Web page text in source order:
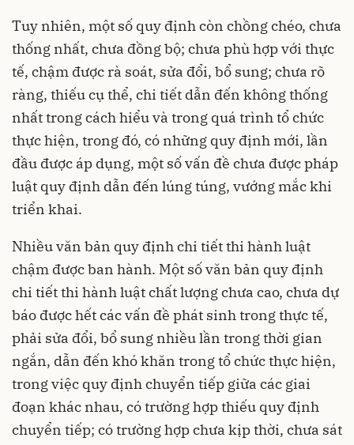
Tuy nhiên, một số quy định còn chồng chéo, chưa
thống nhất, chưa đồng bộ; chưa phù hợp với thực
tế, chậm được rà soát, sửa đổi, bổ sung; chưa rõ
ràng, thiếu cụ thể, chi tiết dẫn đến không thống
nhất trong cách hiểu và trong quá trình tổ chức
thực hiện, trong đó, có những quy định mới, lần
đầu được áp dụng, một số vấn đề chưa được pháp
luật quy định dẫn đến lúng túng, vướng mắc khi
triển khai.
Nhiều văn bản quy định chi tiết thi hành luật
chậm được ban hành. Một số văn bản quy định
chi tiết thi hành luật chất lượng chưa cao, chưa dự
báo được hết các vấn đề phát sinh trong thực tế,
phải sửa đổi, bổ sung nhiều lần trong thời gian
ngắn, dẫn đến khó khăn trong tổ chức thực hiện,
trong việc quy định chuyển tiếp giữa các giai
đoạn khác nhau, có trường hợp thiếu quy định
chuyển tiếp; có trường hợp chưa kịp thời, chưa sát